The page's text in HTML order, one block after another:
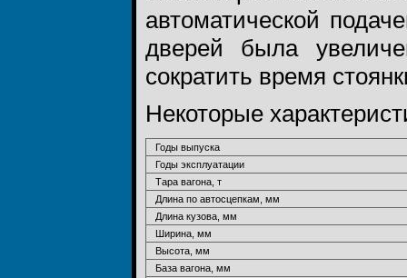
автоматической
дверей была
сократить время
Некоторые
Годы выпуска
Годы эксплуатации
Тара вагона, т
Длина по автосцепкам, мм
Длина кузова, мм
Ширина, мм
Высота, мм
База вагона, мм